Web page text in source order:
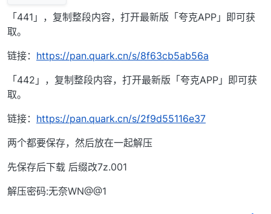
「441」，复制整段内容，打开最新版「夸克APP」即可获
取。
链接： https://pan.quark.cn/s/8f63cb5ab56a
「442」，复制整段内容，打开最新版「夸克APP」即可获
取。
链接： https://pan.quark.cn/s/2f9d55116e37
两个都要保存，然后放在一起解压
先保存后下载 后缀改7z.001
解压密码:无奈WN@@1